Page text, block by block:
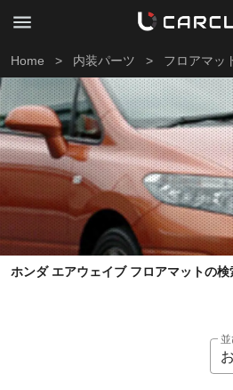
Home > 内装パーツ > フロアマッ
ホンダ エアウェイブ フロアマットの検